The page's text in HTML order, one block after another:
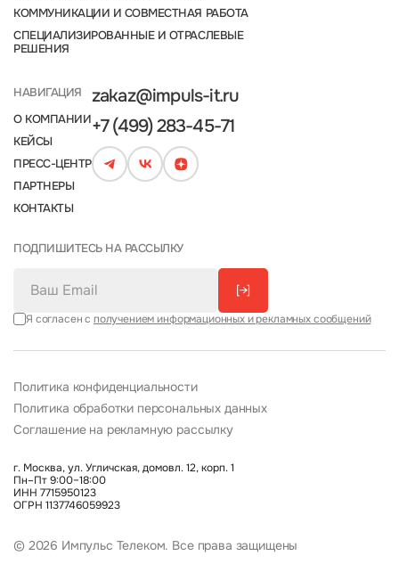
НАВИГАЦИЯ
О КОМПАНИИ
КЕЙСЫ
ПРЕСС-ЦЕНТР
ПАРТНЕРЫ
КОНТАКТЫ
zakaz@impuls-it.ru
+7 (499) 283-45-71
КОММУНИКАЦИИ И СОВМЕСТНАЯ РАБОТА
СПЕЦИАЛИЗИРОВАННЫЕ И ОТРАСЛЕВЫЕ
РЕШЕНИЯ
ПОДПИШИТЕСЬ НА РАССЫЛКУ
[→]
Я согласен с получением информационных и рекламных сообщений
Политика конфиденциальности
Политика обработки персональных данных
Соглашение на рекламную рассылку
г. Москва, ул. Угличская, домовл. 12, корп. 1
Пн–Пт 9:00–18:00
ИНН 7715950123
ОГРН 1137746059923
© 2026 Импульс Телеком. Все права защищены